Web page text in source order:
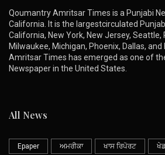
Qoumantry Amritsar Times is a Punjabi
California. It is the largestcirculated
California, New York, New Jersey, Seattle,
Milwaukee, Michigan, Phoenix, Dallas,
Amritsar Times has emerged as one of
Newspaper in the United States.
All News
Epaper ਅਮਰੀਕਾ ਖਾਸ ਰਿਪੋਰਟ